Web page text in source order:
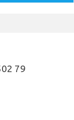
79